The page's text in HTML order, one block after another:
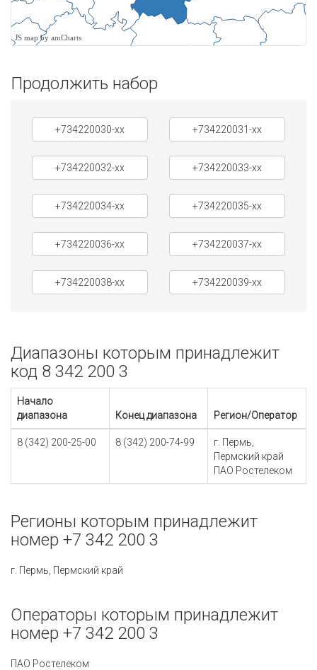
JS map by amCharts
Продолжить набор
+734220030-xx +734220031-xx
+734220032-xx +734220033-xx
+734220034-xx +734220035-xx
+734220036-xx +734220037-xx
+734220038-xx +734220039-xx
Диапазоны которым принадлежит
код 8 342 200 3
Начало
диапазона
Конец диапазона Регион/Оператор
8 (342) 200-25-00 8 (342) 200-74-99
г. Пермь,
Пермский край
ПАО Ростелеком
Регионы которым принадлежит
номер +7 342 200 3
г. Пермь, Пермский край
Операторы которым принадлежит
номер +7 342 200 3
ПАО Ростелеком